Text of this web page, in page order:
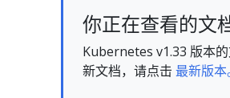
你正在查看的文
Kubernetes v1.33 版本
新文档，请点击 最新版本